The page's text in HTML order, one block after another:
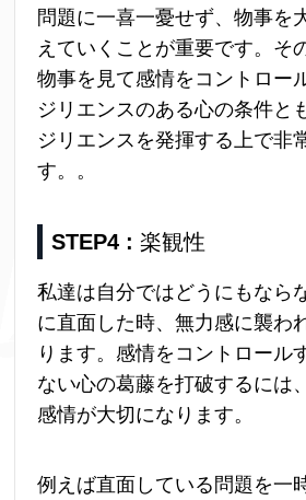
問題に一喜一憂せず、物事を
えていくことが重要です。そ
物事を見て感情をコントロー
ジリエンスのある心の条件と
ジリエンスを発揮する上で非
す。。
STEP4 :楽観性
私達は自分ではどうにもなら
に直面した時、無力感に襲わ
ります。感情をコントロール
ない心の葛藤を打破するには
感情が大切になります。
例えば直面している問題を一